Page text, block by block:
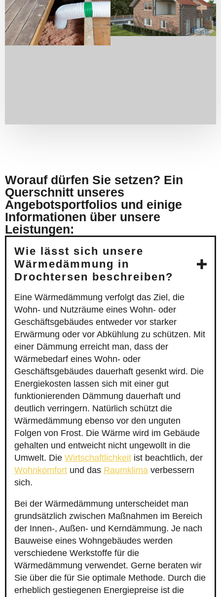
Worauf dürfen Sie setzen? Ein
Querschnitt unseres
Angebotsportfolios und einige
Informationen über unsere
Leistungen:
Wie lässt sich unsere
Wärmedämmung in
Drochtersen beschreiben?
Eine Wärmedämmung verfolgt das Ziel, die
Wohn- und Nutzräume eines Wohn- oder
Geschäftsgebäudes entweder vor starker
Erwärmung oder vor Abkühlung zu schützen. Mit
einer Dämmung erreicht man, dass der
Wärmebedarf eines Wohn- oder
Geschäftsgebäudes dauerhaft gesenkt wird. Die
Energiekosten lassen sich mit einer gut
funktionierenden Dämmung dauerhaft und
deutlich verringern. Natürlich schützt die
Wärmedämmung ebenso vor den unguten
Folgen von Frost. Die Wärme wird im Gebäude
gehalten und entweicht nicht ungewollt in die
Umwelt. Die Wirtschaftlichkeit ist beachtlich, der
Wohnkomfort und das Raumklima verbessern
sich.
Bei der Wärmedämmung unterscheidet man
grundsätzlich zwischen Maßnahmen im Bereich
der Innen-, Außen- und Kerndämmung. Je nach
Bauweise eines Wohngebäudes werden
verschiedene Werkstoffe für die
Wärmedämmung verwendet. Gerne beraten wir
Sie über die für Sie optimale Methode. Durch die
erheblich gestiegenen Energiepreise ist die